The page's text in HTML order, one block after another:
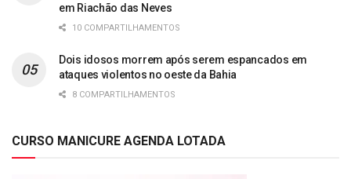
em Riachão das Neves
10 COMPARTILHAMENTOS
Dois idosos morrem após serem espancados em
ataques violentos no oeste da Bahia
8 COMPARTILHAMENTOS
CURSO MANICURE AGENDA LOTADA